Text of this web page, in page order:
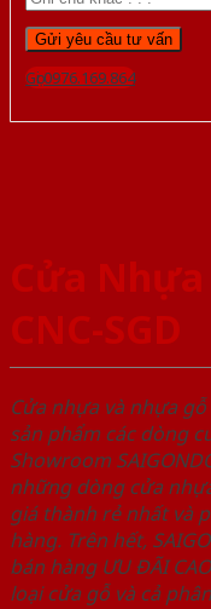
Gọi 0976.169.864
Cửa Nhựa
CNC-SGD
Cửa nhựa và nhựa
sản phẩm các dòng
Showroom
những dòng cửa
giá thành rẻ nhất và
hàng. Trên hết,
bán hàng ƯU ĐÃI
loại cửa gỗ và cả